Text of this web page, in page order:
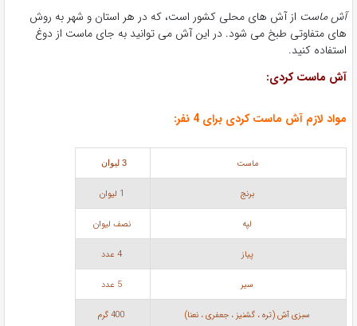
آش ماست از آش های محلی کشور است، که در هر استان و شهر به روش
های متفاوتی طبخ می شود. در این آش می توانید به جای ماست از دوغ
استفاده کنید.
آش ماست کردی:
مواد لازم آش ماست کردی برای 4 نفر:
ماست 3 لیوان
برنج
لپه نصف لیوان
پیاز
سیر
سبزی آش (تره ، گشنیز ، جعفری ، نعنا)